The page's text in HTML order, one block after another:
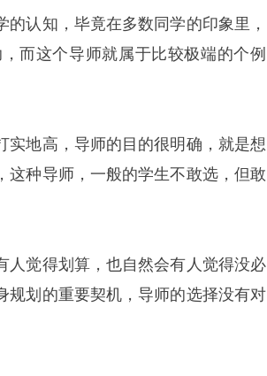
认知，毕竟在多数同学的印象里，
而这个导师就属于比较极端的个例
实地高，导师的目的很明确，就是想
这种导师，一般的学生不敢选，但敢
人觉得划算，也自然会有人觉得没必
规划的重要契机，导师的选择没有对